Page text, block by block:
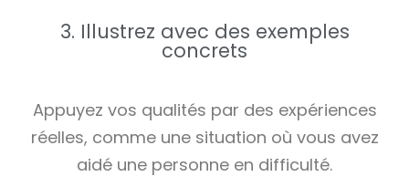
3. Illustrez avec des exemples
concrets
Appuyez vos qualités par des expériences
réelles, comme une situation où vous avez
aidé une personne en difficulté.